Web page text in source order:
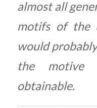
almost all
motifs of the
would
the motive
obtainable.